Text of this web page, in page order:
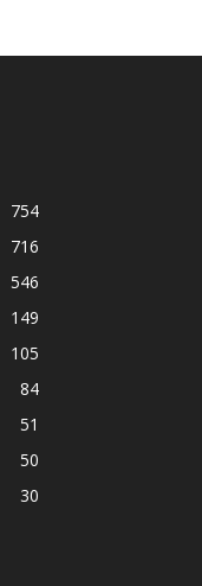
754
716
546
149
105
84
51
50
30